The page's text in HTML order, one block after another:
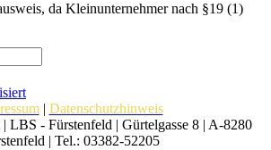
da Kleinunternehmer nach §19 (1)
| Datenschutzhinweis
LBS - Fürstenfeld | Gürtelgasse 8 | A-8280
| Tel.: 03382-52205